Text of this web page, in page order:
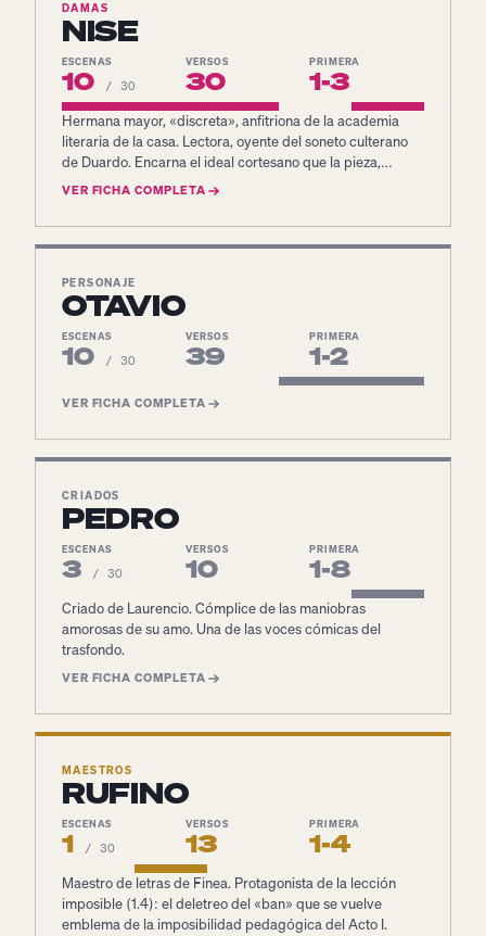
DAMAS
NISE
ESCENAS
10 / 30
VERSOS
30
PRIMERA
1-3
Hermana mayor, «discreta», anfitriona de la academia
literaria de la casa. Lectora, oyente del soneto culterano
de Duardo. Encarna el ideal cortesano que la pieza,
paradójicamente, desplaza.
VER FICHA COMPLETA
PERSONAJE
OTAVIO
ESCENAS
10 / 30
VERSOS
39
PRIMERA
1-2
VER FICHA COMPLETA
CRIADOS
PEDRO
ESCENAS
3 / 30
VERSOS
10
PRIMERA
1-8
Criado de Laurencio. Cómplice de las maniobras
amorosas de su amo. Una de las voces cómicas del
trasfondo.
VER FICHA COMPLETA
MAESTROS
RUFINO
ESCENAS
1 / 30
VERSOS
13
PRIMERA
1-4
Maestro de letras de Finea. Protagonista de la lección
imposible (1.4): el deletreo del «ban» que se vuelve
emblema de la imposibilidad pedagógica del Acto I.